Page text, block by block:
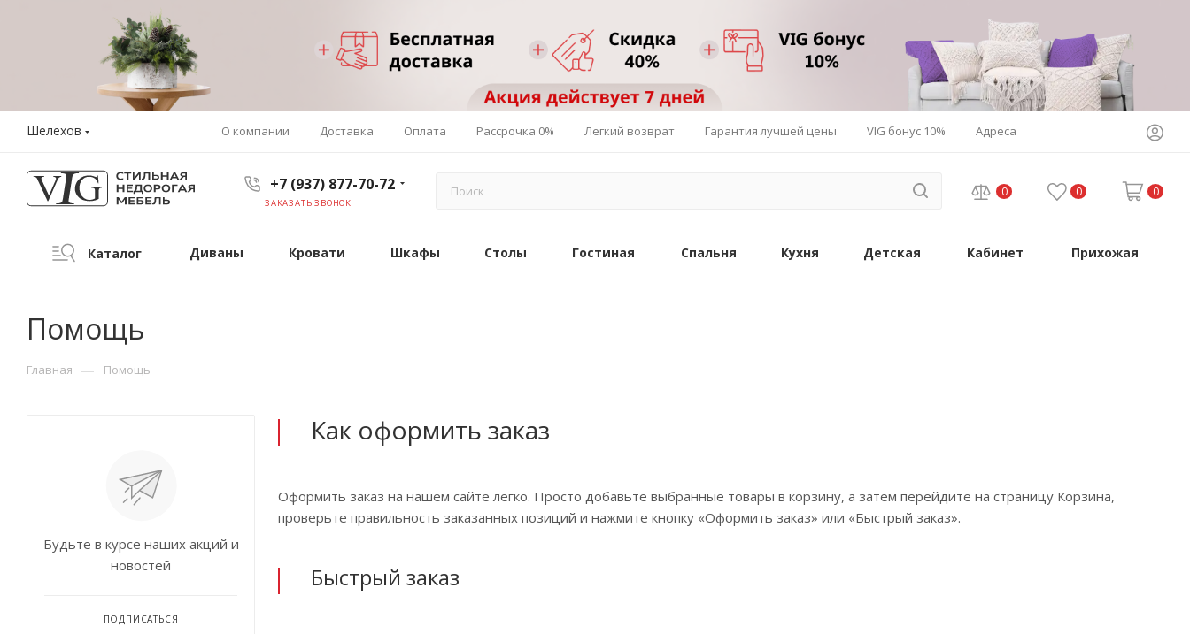
Шелехов О компании Доставка Оплата Рассрочка 0% Легкий возврат Гарантия лучшей цены VIG бонус 10% Адреса
+7 (937) 877-70-72
ЗАКАЗАТЬ ЗВОНОК
0 0 0
Каталог Диваны Кровати Шкафы Столы Гостиная Спальня Кухня Детская Кабинет Прихожая
Помощь
Главная — Помощь
Как оформить заказ
Оформить заказ на нашем сайте легко. Просто добавьте выбранные товары в корзину, а затем перейдите на страницу Корзина,
проверьте правильность заказанных позиций и нажмите кнопку «Оформить заказ» или «Быстрый заказ».
Быстрый заказ
Будьте в курсе наших акций и
новостей
ПОДПИСАТЬСЯ